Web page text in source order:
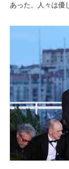
あった。人々は優